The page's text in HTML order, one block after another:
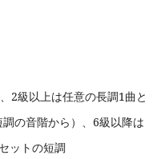
2級以上は任意の長調1曲と
の音階から）、6級以降は
ットの短調